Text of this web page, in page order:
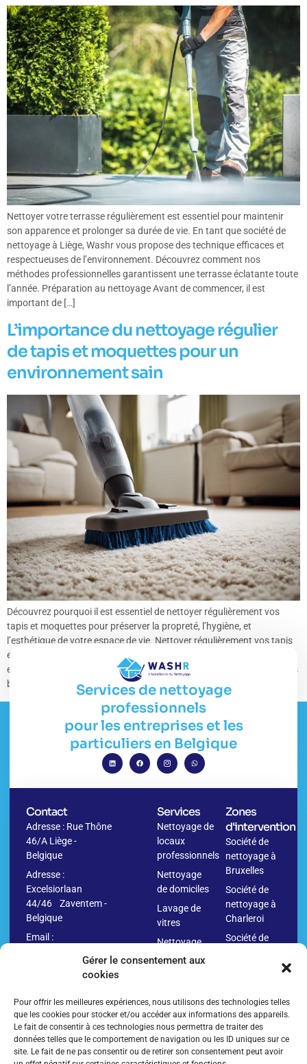
Gérer le consentement aux
cookies
Pour offrir les meilleures expériences, nous utilisons des technologies telles
que les cookies pour stocker et/ou accéder aux informations des appareils.
Le fait de consentir à ces technologies nous permettra de traiter des
données telles que le comportement de navigation ou les ID uniques sur ce
site. Le fait de ne pas consentir ou de retirer son consentement peut avoir
Nettoyer votre terrasse régulièrement est essentiel pour maintenir
son apparence et prolonger sa durée de vie. En tant que société de
nettoyage à Liège, Washr vous propose des technique efficaces et
respectueuses de l’environnement. Découvrez comment nos
méthodes professionnelles garantissent une terrasse éclatante toute
l’année. Préparation au nettoyage Avant de commencer, il est
important de […]
L’importance du nettoyage régulier
de tapis et moquettes pour un
environnement sain
Découvrez pourquoi il est essentiel de nettoyer régulièrement vos
tapis et moquettes pour préserver la propreté, l’hygiène, et
l’esthétique de votre espace de vie. Nettoyer régulièrement vos tapis
et moquettes est essentiel pour maintenir un environnement propre
et sain. Ces revêtements de sol sont courants dans nos maisons, nos
bureaux, nos établissements commerciaux et nos […]
Services de nettoyage
professionnels
pour les entreprises et les
particuliers en Belgique
Contact
Adresse : Rue Thône
46/A Liège -
Belgique
Adresse :
Excelsiorlaan
44/46 Zaventem -
Belgique
Email :
280.10.09
Services
Nettoyage de
locaux
professionnels
Nettoyage
de domiciles
Lavage de
vitres
Nettoyage
avant
après
déménagement
Nettoyage
de
Zones
d'intervention
Société de
nettoyage à
Bruxelles
Société de
nettoyage à
Charleroi
Société de
nettoyage à
Anvers
Société de
nettoyage à